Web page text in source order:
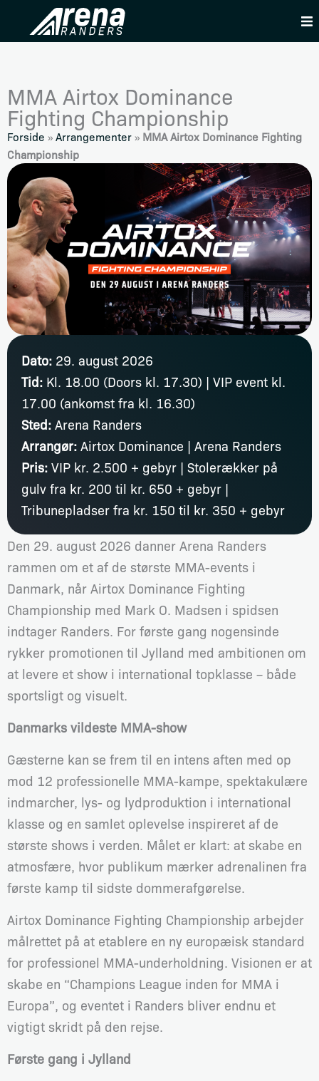
MMA Airtox Dominance
Fighting Championship
Forside »Arrangementer» MMA Airtox Dominance Fighting
Championship
Dato: 29. august 2026
Tid: Kl. 18.00 (Doors kl. 17.30) | VIP event kl.
17.00 (ankomst fra kl. 16.30)
Sted: Arena Randers
Arrangør: Airtox Dominance | Arena Randers
Pris: VIP kr. 2.500 + gebyr | Stolerækker på
gulv fra kr. 200 til kr. 650 + gebyr |
Tribunepladser fra kr. 150 til kr. 350 + gebyr
Den 29. august 2026 danner Arena Randers
rammen om et af de største MMA-events i
Danmark, når Airtox Dominance Fighting
Championship med Mark O. Madsen i spidsen
indtager Randers. For første gang nogensinde
rykker promotionen til Jylland med ambitionen om
at levere et show i international topklasse – både
sportsligt og visuelt.
Danmarks vildeste MMA-show
Gæsterne kan se frem til en intens aften med op
mod 12 professionelle MMA-kampe, spektakulære
indmarcher, lys- og lydproduktion i international
klasse og en samlet oplevelse inspireret af de
største shows i verden. Målet er klart: at skabe en
atmosfære, hvor publikum mærker adrenalinen fra
første kamp til sidste dommerafgørelse.
Airtox Dominance Fighting Championship arbejder
målrettet på at etablere en ny europæisk standard
for professionel MMA-underholdning. Visionen er at
skabe en “Champions League inden for MMA i
Europa”, og eventet i Randers bliver endnu et
vigtigt skridt på den rejse.
Første gang i Jylland